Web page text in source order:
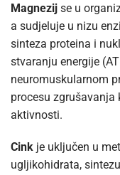
Magnezij se u
a sudjeluje u nizu
sinteza proteina i
stvaranju energije
neuromuskularnom
procesu
aktivnosti.
Cink je uključen u
ugljikohidrata,